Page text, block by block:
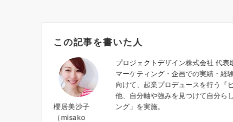
この記事を書いた人
櫻居美沙子
（misako
プロジェクトデザイン株式会社 代
マーケティング・企画での実績・経
向けて、起業プロデュースを行う『
他、自分軸や強みを見つけて自分ら
ング」を実施。